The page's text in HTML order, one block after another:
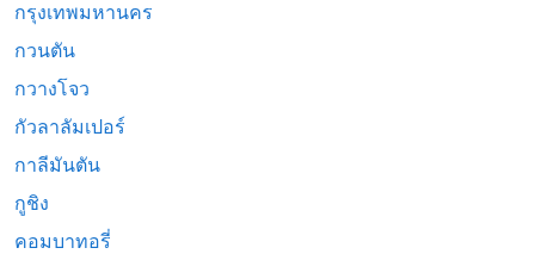
กรุงเทพมหานคร
กวนตัน
กวางโจว
กัวลาลัมเปอร์
กาลีมันตัน
กูชิง
คอมบาทอรี่